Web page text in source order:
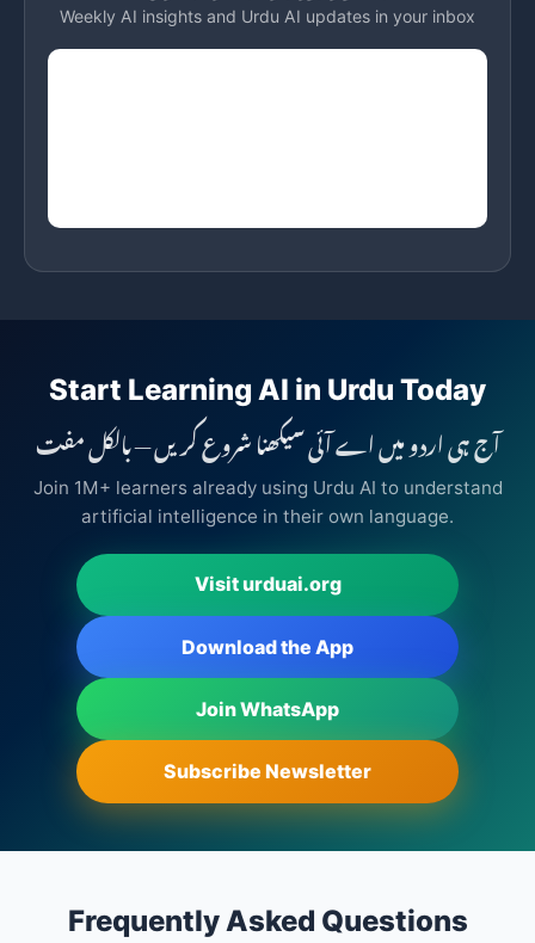
Weekly AI insights and Urdu AI updates in your inbox
Start Learning AI in Urdu Today
آج ہی اردو میں اے آئی سیکھنا شروع کریں — بالکل مفت
Join 1M+ learners already using Urdu AI to understand
artificial intelligence in their own language.
Visit urduai.org
Download the App
Join WhatsApp
Subscribe Newsletter
Frequently Asked Questions